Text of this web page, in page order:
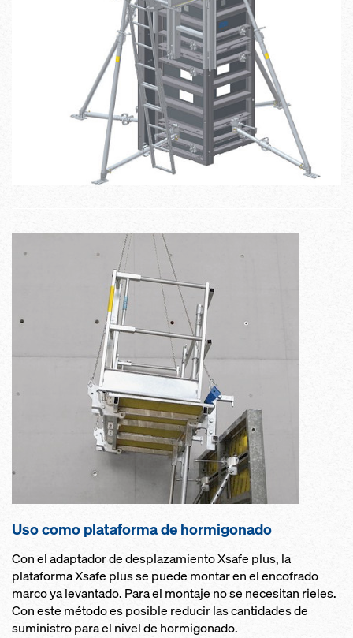
Uso como plataforma de hormigonado
Con el adaptador de desplazamiento Xsafe plus, la
plataforma Xsafe plus se puede montar en el encofrado
marco ya levantado. Para el montaje no se necesitan rieles.
Con este método es posible reducir las cantidades de
suministro para el nivel de hormigonado.